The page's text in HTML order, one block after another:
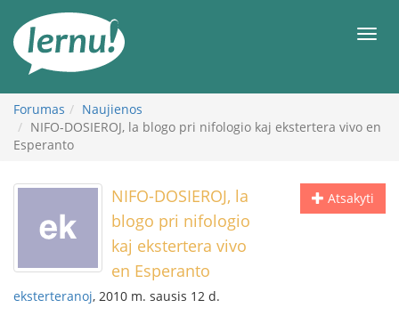
turinį
Forumas
Naujienos
NIFO-DOSIEROJ, la blogo pri nifologio kaj ekstertera vivo en
Esperanto
Atsakyti
NIFO-DOSIEROJ, la
blogo pri nifologio
kaj ekstertera vivo
en Esperanto
eksterteranoj, 2010 m. sausis 12 d.